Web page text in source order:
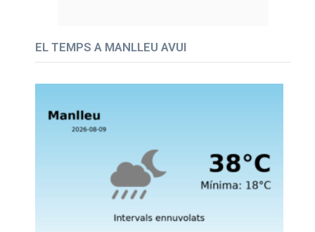
EL TEMPS A MANLLEU AVUI